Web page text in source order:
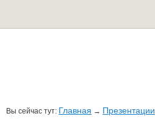
Вы сейчас тут: Главная → Презентации